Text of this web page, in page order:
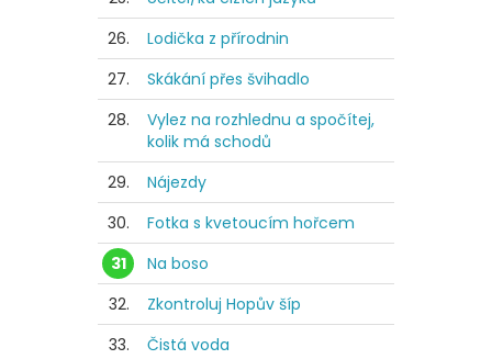
26.
Lodička z přírodnin
27.
Skákání přes švihadlo
28.
Vylez na rozhlednu a spočítej,
kolik má schodů
29.
Nájezdy
30.
Fotka s kvetoucím hořcem
31
Na boso
32.
Zkontroluj Hopův šíp
33.
Čistá voda